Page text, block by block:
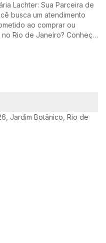
Lachter: Sua Parceira de
ao comprar ou
Rio de Janeiro? Conheça
Jardim Botânico, Rio de